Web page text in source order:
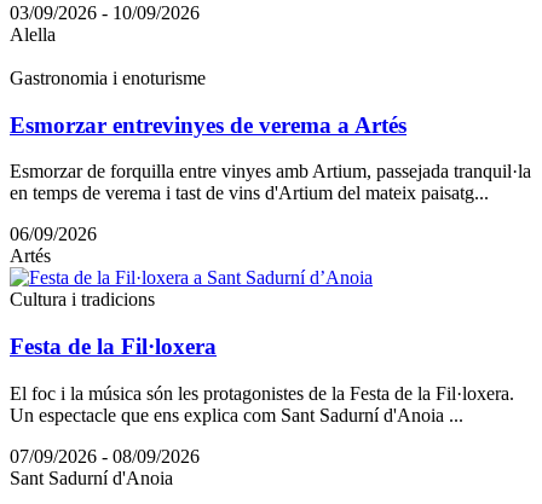
03/09/2026 - 10/09/2026
Alella
Gastronomia i enoturisme
Esmorzar entrevinyes de verema a Artés
Esmorzar de forquilla entre vinyes amb Artium, passejada tranquil·la
en temps de verema i tast de vins d'Artium del mateix paisatg...
06/09/2026
Artés
Cultura i tradicions
Festa de la Fil·loxera
El foc i la música són les protagonistes de la Festa de la Fil·loxera.
Un espectacle que ens explica com Sant Sadurní d'Anoia ...
07/09/2026 - 08/09/2026
Sant Sadurní d'Anoia